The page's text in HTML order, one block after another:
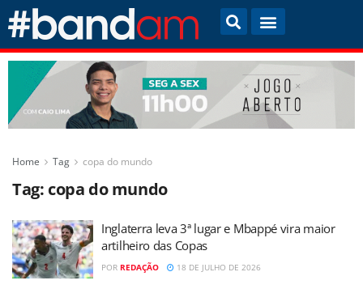
Home Tag copa do mundo
Tag: copa do mundo
Inglaterra leva 3ª lugar e Mbappé vira maior
artilheiro das Copas
POR REDAÇÃO 18 DE JULHO DE 2026